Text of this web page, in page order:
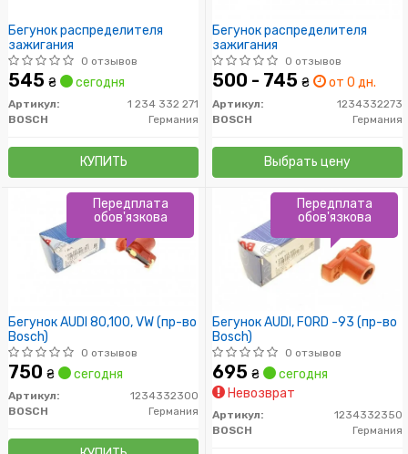
Бегунок распределителя
зажигания
0 отзывов
545 ₴ сегодня
Артикул:
1 234 332 271
BOSCH
Германия
КУПИТЬ
Бегунок распределителя
зажигания
0 отзывов
500 - 745 ₴ от 0 дн.
Артикул:
1234332273
BOSCH
Германия
Выбрать цену
Бегунок AUDI 80,100, VW (пр-во
Bosch)
0 отзывов
750 ₴ сегодня
Артикул:
1234332300
BOSCH
Германия
Передплата
обов'язкова
Бегунок AUDI, FORD -93 (пр-во
Bosch)
0 отзывов
695 ₴
сегодня
Невозврат
Артикул:
1234332350
BOSCH
Германия
Передплата
обов'язкова